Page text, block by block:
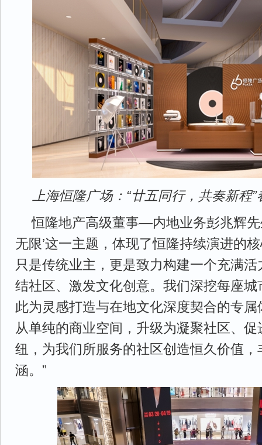
上海恒隆广场：“廿五同行，共奏新程
恒隆地产高级董事—内地业务彭兆辉先
无限’这一主题，体现了恒隆持续演进的
只是传统业主，更是致力构建一个充满
结社区、激发文化创意。我们深挖每座
此为灵感打造与在地文化深度契合的专
从单纯的商业空间，升级为凝聚社区、
纽，为我们所服务的社区创造恒久价值
涵。”